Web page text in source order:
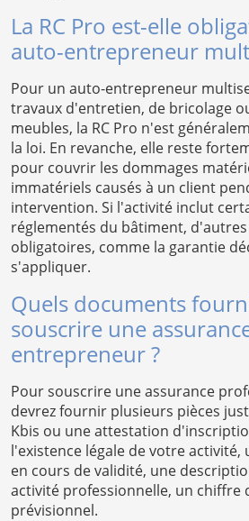
La RC Pro est-elle
auto-entrepreneur
Pour un auto-entrepreneur
travaux d'entretien, de bricolage
meubles, la RC Pro n'est
la loi. En revanche, elle reste
pour couvrir les dommages
immatériels causés à un client
intervention. Si l'activité inclut
réglementés du bâtiment,
obligatoires, comme la garantie
s'appliquer.
Quels documents
souscrire une
entrepreneur ?
Pour souscrire une assurance
devrez fournir plusieurs pièces
Kbis ou une attestation
l'existence légale de votre
en cours de validité, une
activité professionnelle, un chiffre
prévisionnel.